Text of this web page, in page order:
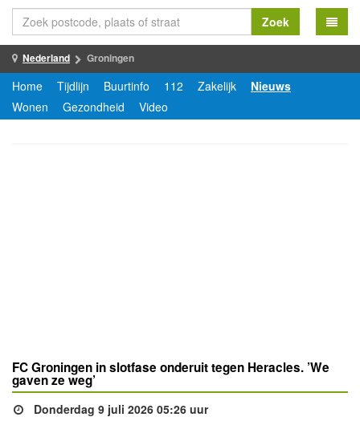
Zoek
Nederland Groningen
Home Tijdlijn Buurtinfo 112 Zakelijk
Nieuws
Wonen
Gezondheid Video
FC Groningen in slotfase onderuit tegen Heracles. ’We
gaven ze weg’
Donderdag 9 juli 2026 05:26 uur